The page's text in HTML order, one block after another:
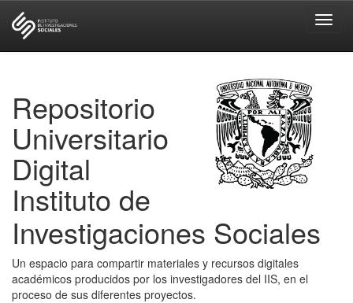
Repositorio
Universitario
Digital
Instituto de
Investigaciones Sociales
Un espacio para compartir materiales y recursos digitales
académicos producidos por los investigadores del IIS, en el
proceso de sus diferentes proyectos.